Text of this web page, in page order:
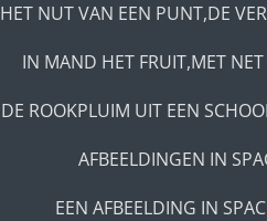
HET NUT VAN EEN PUNT,DE
IN MAND HET FRUIT,MET
DE ROOKPLUIM UIT EEN
AFBEELDINGEN IN
EEN AFBEELDING IN